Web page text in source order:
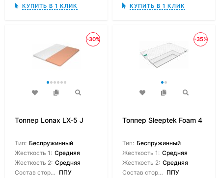
КУПИТЬ В 1 КЛИК КУПИТЬ В 1 КЛИК
-30%
Топпер Lonax LX-5 J
Тип: Беспружинный
Жесткость 1: Средняя
Жесткость 2: Средняя
Состав сторон: ППУ
-35%
Топпер Sleeptek Foam 4
Тип: Беспружинный
Жесткость 1: Средняя
Жесткость 2: Средняя
Состав сторон: ППУ